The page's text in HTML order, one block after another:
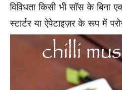
विविधता किसी भी सॉस के
स्टार्टर या ऐपेटाइज़र के रूप में